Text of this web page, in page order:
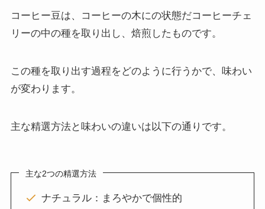
コーヒー豆は、コーヒーの木にの状態だコーヒーチェ
リーの中の種を取り出し、焙煎したものです。
この種を取り出す過程をどのように行うかで、味わい
が変わります。
主な精選方法と味わいの違いは以下の通りです。
主な2つの精選方法
ナチュラル：まろやかで個性的